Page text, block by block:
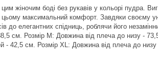
жіночим боді без рукавів у кольорі пудра.
максимальний комфорт. Завдяки своєму
до елегантних спідниць, роблячи його
см. Розмір M: Довжина від плеча до низу -
- 42,5 см. Розмір XL: Довжина від плеча до